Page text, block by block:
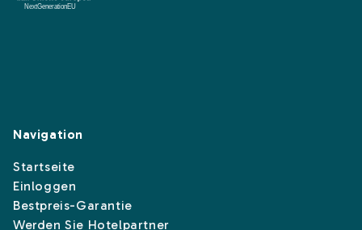
Navigation
Startseite
Einloggen
Bestpreis-Garantie
Werden Sie Hotelpartner